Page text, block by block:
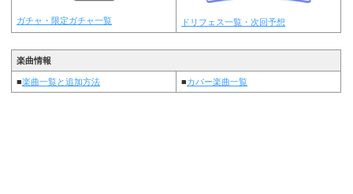
ガチャ・限定ガチャ一覧 ドリフェス一覧・次回予想
楽曲情報
■楽曲一覧と追加方法 ■カバー楽曲一覧